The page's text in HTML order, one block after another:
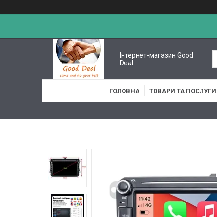
Інтернет-магазин Good
Deal
ГОЛОВНА ТОВАРИ ТА ПОСЛУГИ